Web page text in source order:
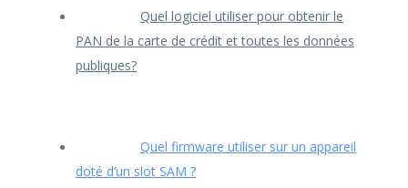
Quel logiciel utiliser pour obtenir le
PAN de la carte de crédit et toutes les données
publiques?
Quel firmware utiliser sur un appareil
doté d’un slot SAM ?